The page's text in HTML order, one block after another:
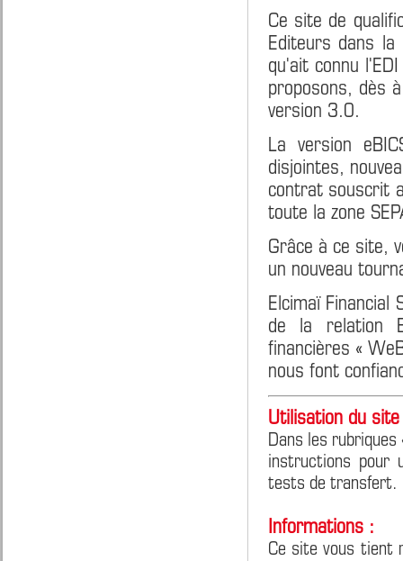
Ce site de
Editeurs dans
qu'ait connu
proposons, dès
version 3.0.
La version
disjointes,
contrat souscrit
toute la zone
Grâce à ce site,
un nouveau
Elcimaï Financial
de la relation
financières «
nous font
Utilisation du
Dans les
instructions pour
tests de transfert.
Informations :
Ce site vous tient